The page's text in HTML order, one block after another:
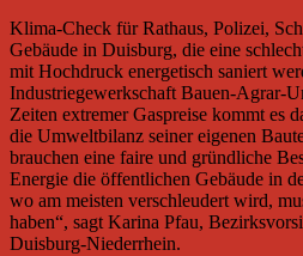
Klima-Check für Rathaus, Polizei,
Gebäude in Duisburg, die eine
mit Hochdruck energetisch saniert
Industriegewerkschaft Bauen-Agrar-
Zeiten extremer Gaspreise kommt es
die Umweltbilanz seiner eigenen
brauchen eine faire und gründliche
Energie die öffentlichen Gebäude in
wo am meisten verschleudert wird,
haben“, sagt Karina Pfau,
Duisburg-Niederrhein.